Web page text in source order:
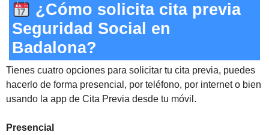
¿Cómo solicita cita previa
Seguridad Social en
Badalona?
Tienes cuatro opciones para solicitar tu cita previa, puedes
hacerlo de forma presencial, por teléfono, por internet o bien
usando la app de Cita Previa desde tu móvil.
Presencial